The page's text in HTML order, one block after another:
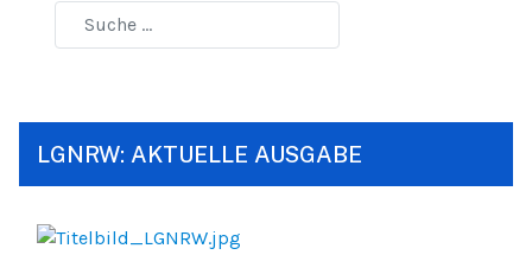
LGNRW: AKTUELLE AUSGABE